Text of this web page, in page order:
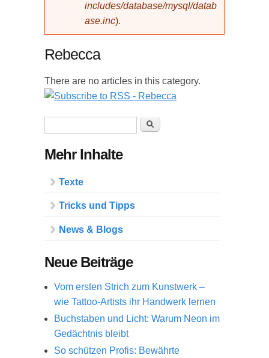
includes/database/mysql/datab
ase.inc).
Rebecca
There are no articles in this category.
Suche
Mehr Inhalte
Texte
Tricks und Tipps
News & Blogs
Neue Beiträge
Vom ersten Strich zum Kunstwerk –
wie Tattoo-Artists ihr Handwerk lernen
Buchstaben und Licht: Warum Neon im
Gedächtnis bleibt
So schützen Profis: Bewährte